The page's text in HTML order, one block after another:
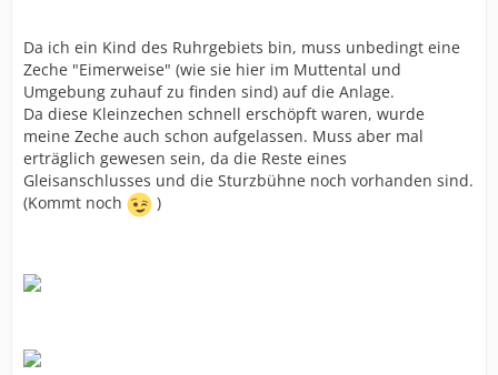
Da ich ein Kind des Ruhrgebiets bin, muss unbedingt eine
Zeche "Eimerweise" (wie sie hier im Muttental und
Umgebung zuhauf zu finden sind) auf die Anlage.
Da diese Kleinzechen schnell erschöpft waren, wurde
meine Zeche auch schon aufgelassen. Muss aber mal
erträglich gewesen sein, da die Reste eines
Gleisanschlusses und die Sturzbühne noch vorhanden sind.
(Kommt noch
)